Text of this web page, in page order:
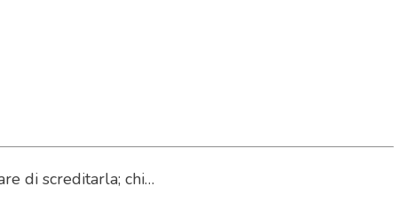
di screditarla; chi…